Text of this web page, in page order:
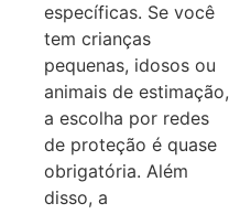
específicas. Se você
tem crianças
pequenas, idosos ou
animais de estimação,
a escolha por redes
de proteção é quase
obrigatória. Além
disso, a